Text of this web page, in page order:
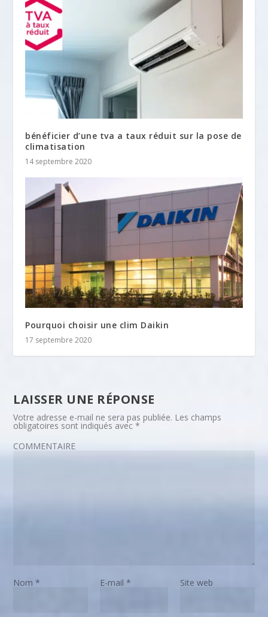
bénéficier d’une tva a taux réduit sur la pose de
climatisation
14 septembre 2020
Pourquoi choisir une clim Daikin
17 septembre 2020
LAISSER UNE RÉPONSE
Votre adresse e-mail ne sera pas publiée. Les champs
obligatoires sont indiqués avec*
COMMENTAIRE
Nom* E-mail * Site web